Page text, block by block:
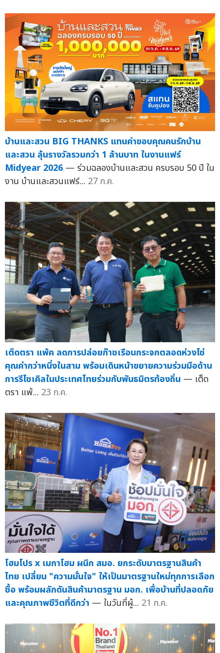
บ้านและสวน BIG THANKS แทนคำขอบคุณคนรักบ้าน
และสวน ลุ้นรางวัลรวมกว่า 1 ล้านบาท ในงานแฟร์
Midyear 2026 — ร่วมฉลองบ้านและสวน ครบรอบ 50 ปี ใน
งาน บ้านและสวนแฟร์... 27 ก.ค.
เต็ดตรา แพ้ค ลดการปล่อยก๊าซเรือนกระจกตลอดห่วงโซ่
คุณค่ากว่าหนึ่งในสาม พร้อมเดินหน้าขยายความร่วมมือด้าน
การรีไซเคิลในประเทศไทยร่วมกับพันธมิตรท้องถิ่น — เต็ด
ตรา แพ้... 23 ก.ค.
โฮมโปร x เมกาโฮม ผนึก สมอ. ยกระดับมาตรฐานสินค้า
ไทย เปลี่ยน "ความมั่นใจ" ให้เป็นมาตรฐานใหม่ทุกการเลือก
ซื้อ พร้อมผลักดันสินค้ามาตรฐาน มอก. เพื่อบ้านที่ปลอดภัย
และคุณภาพชีวิตที่ดีกว่า — ในวันที่ผู้... 21 ก.ค.